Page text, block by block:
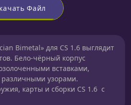
Файл
Bimetal» для CS 1.6 выглядит
Бело-чёрный корпус
вставками,
узорами.
карты и сборки CS 1.6 с